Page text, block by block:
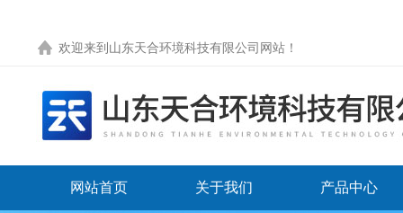
欢迎来到 山东天合环境科技有限公司网站 ！
网站首页 关于我们 产品中心